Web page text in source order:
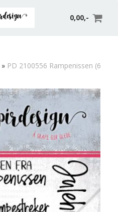
0,00,-
» PD 2100556 Rampenissen (6
Trykk ENTER for å søke